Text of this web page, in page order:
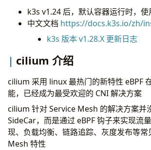
使用 hubble UI
cilium 重要概念
Cilium Endpoints 接入点
Cilium Identity 身份
验证部署可行性
部署最小demo
使用 curl 对 NodePort
进行测试
移除验证部署
卸载快速上手环境
写在最后
k3s v1.24 后，默认容器运行时，使
中文文档 https://docs.k3s.io/zh/
k3s 版本 v1.28.X 更新日志
cilium 介绍
cilium 采用 linux 最热门的新特性 eBPF
能，已经成为最受欢迎的 CNI 解决方案
cilium 针对 Service Mesh 的解决方案并
SideCar，而是通过 eBPF 钩子来实现流
现、负载均衡、链路追踪、灰度发布等常
Mesh 特性